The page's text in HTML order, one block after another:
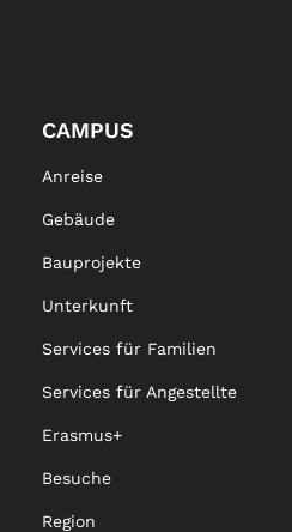
CAMPUS
Anreise
Gebäude
Bauprojekte
Unterkunft
Services für Familien
Services für Angestellte
Erasmus+
Besuche
Region